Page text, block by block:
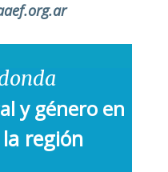
y género en
región